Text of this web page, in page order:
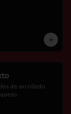
de arrollado